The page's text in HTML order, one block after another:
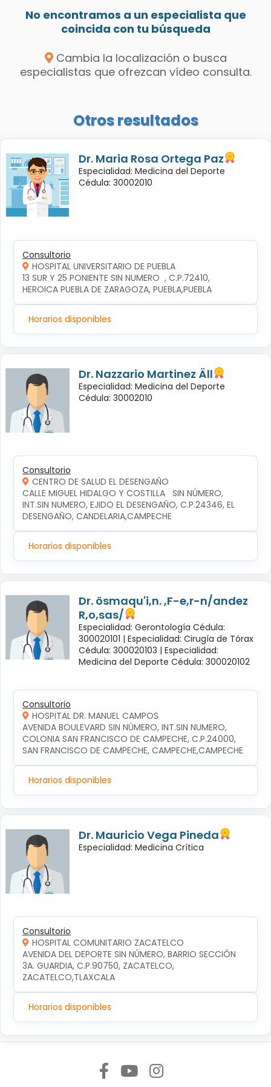
No encontramos a un especialista que
coincida con tu búsqueda
Cambia la localización o busca
especialistas que ofrezcan vídeo consulta.
Otros resultados
Dr. Maria Rosa Ortega Paz
Especialidad: Medicina del Deporte
Cédula: 30002010
Consultorio
HOSPITAL UNIVERSITARIO DE PUEBLA
13 SUR Y 25 PONIENTE SIN NUMERO  , C.P.72410,
HEROICA PUEBLA DE ZARAGOZA, PUEBLA,PUEBLA
Horarios disponibles
Dr. Nazzario Martinez Äll
Especialidad: Medicina del Deporte
Cédula: 30002010
Consultorio
CENTRO DE SALUD EL DESENGAÑO
CALLE MIGUEL HIDALGO Y COSTILLA   SIN NÚMERO,
INT.SIN NUMERO, EJIDO EL DESENGAÑO, C.P.24346, EL
DESENGAÑO, CANDELARIA,CAMPECHE
Horarios disponibles
Dr. ösmaqu'i,n. ,F-e,r-n/andez
R,o,sas/
Especialidad: Gerontología Cédula:
300020101 | Especialidad: Cirugía de Tórax
Cédula: 300020103 | Especialidad:
Medicina del Deporte Cédula: 300020102
Consultorio
HOSPITAL DR. MANUEL CAMPOS
AVENIDA BOULEVARD SIN NÚMERO, INT.SIN NUMERO,
COLONIA SAN FRANCISCO DE CAMPECHE, C.P.24000,
SAN FRANCISCO DE CAMPECHE, CAMPECHE,CAMPECHE
Horarios disponibles
Dr. Mauricio Vega Pineda
Especialidad: Medicina Crítica
Consultorio
HOSPITAL COMUNITARIO ZACATELCO
AVENIDA DEL DEPORTE SIN NÚMERO, BARRIO SECCIÓN
3A. GUARDIA, C.P.90750, ZACATELCO,
ZACATELCO,TLAXCALA
Horarios disponibles